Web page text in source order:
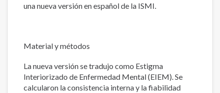
una nueva versión en español de la ISMI.
Material y métodos
La nueva versión se tradujo como Estigma
Interiorizado de Enfermedad Mental (EIEM). Se
calcularon la consistencia interna y la fiabilidad